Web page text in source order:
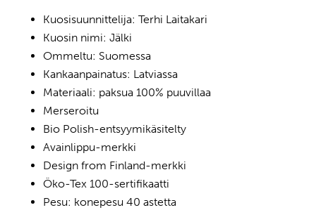
cm,
3
väriä
määrä
Kuosisuunnittelija: Terhi Laitakari
Kuosin nimi: Jälki
Ommeltu: Suomessa
Kankaanpainatus: Latviassa
Materiaali: paksua 100% puuvillaa
Merseroitu
Bio Polish-entsyymikäsitelty
Avainlippu-merkki
Design from Finland-merkki
Öko-Tex 100-sertifikaatti
Pesu: konepesu 40 astetta